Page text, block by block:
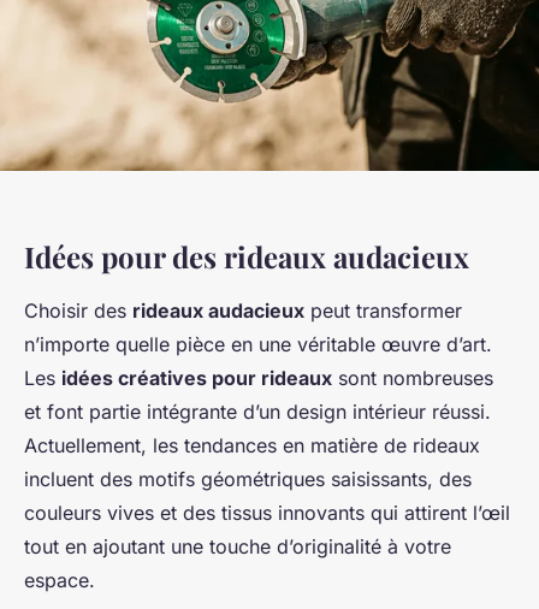
Idées pour des rideaux audacieux
Choisir des rideaux audacieux peut transformer
n’importe quelle pièce en une véritable œuvre d’art.
Les idées créatives pour rideaux sont nombreuses
et font partie intégrante d’un design intérieur réussi.
Actuellement, les tendances en matière de rideaux
incluent des motifs géométriques saisissants, des
couleurs vives et des tissus innovants qui attirent l’œil
tout en ajoutant une touche d’originalité à votre
espace.